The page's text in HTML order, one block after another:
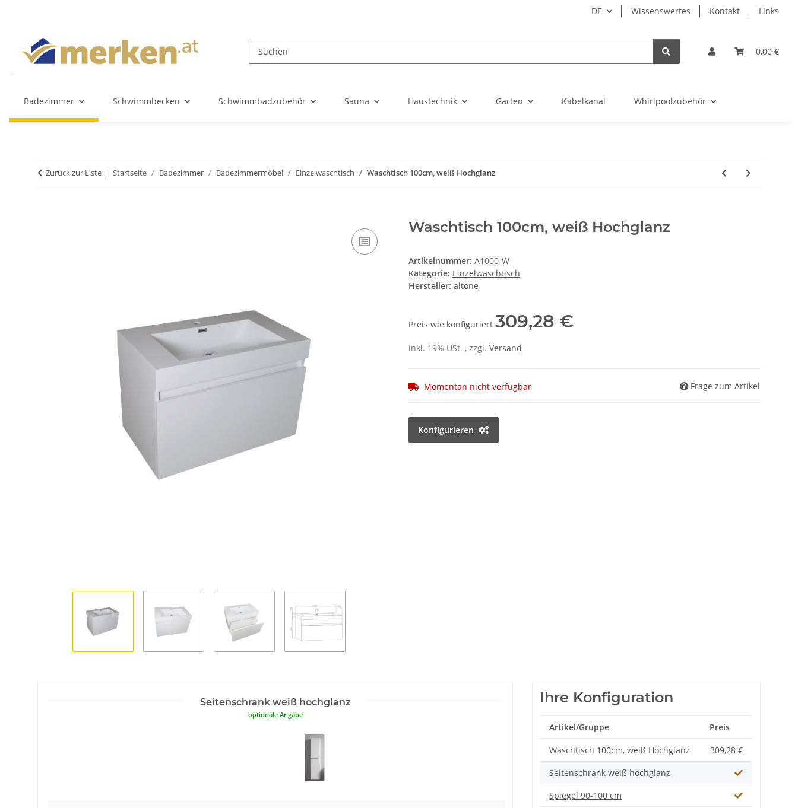
DE Wissenswertes Kontakt Links
0,00 €
Badezimmer Schwimmbecken Schwimmbadzubehör Sauna Haustechnik Garten Kabelkanal Whirlpoolzubehör
Zurück zur Liste Startseite Badezimmer Badezimmermöbel Einzelwaschtisch Waschtisch 100cm, weiß Hochglanz
Waschtisch 100cm, weiß Hochglanz
Artikelnummer: A1000-W
Kategorie: Einzelwaschtisch
Hersteller: altone
Preis wie konfiguriert 309,28 €
inkl. 19% USt. , zzgl. Versand
Momentan nicht verfügbar Frage zum Artikel
Konfigurieren
Seitenschrank weiß hochglanz
optionale Angabe
Ihre Konfiguration
Artikel/Gruppe Preis
Waschtisch 100cm, weiß Hochglanz
309,28 €
Seitenschrank weiß hochglanz
Spiegel 90-100 cm